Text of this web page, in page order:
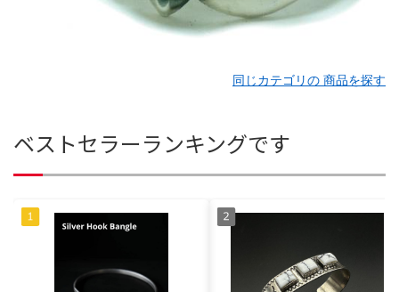
同じカテゴリの 商品を探す
ベストセラーランキングです